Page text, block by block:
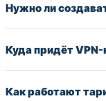
Нужно ли
Куда придёт
Как работают